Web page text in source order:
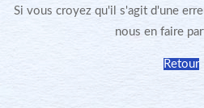
Si vous croyez qu'il s'agit d'une
nous en faire
Retour